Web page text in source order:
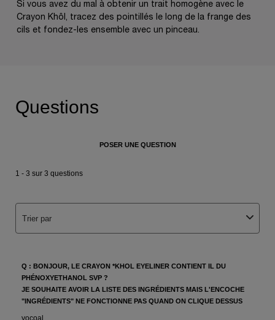
Si vous avez du mal à obtenir un trait homogène avec le
Crayon Khôl, tracez des pointillés le long de la frange des
cils et fondez-les ensemble avec un pinceau.